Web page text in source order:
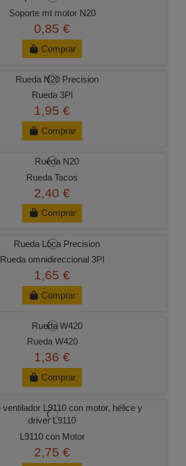
Soporte mt motor N20
0,85 €
Comprar
Rueda 3PI
1,95 €
Comprar
Rueda Tacos
2,40 €
Comprar
Rueda omnidireccional 3PI
1,65 €
Comprar
Rueda W420
1,36 €
Comprar
L9110 con Motor
2,75 €